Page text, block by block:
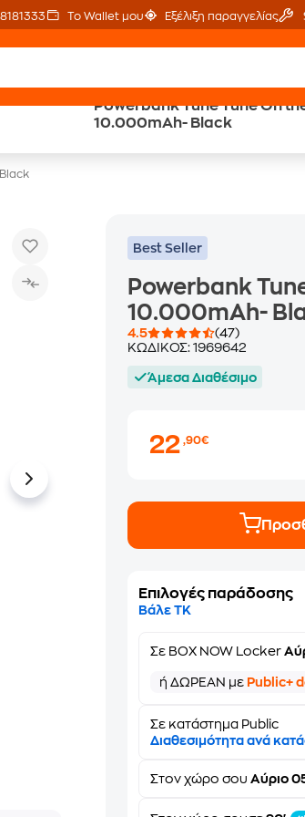
Το Wallet μου Εξέλιξη παραγγελίας
Powerbank Tune Tune On
10.000mAh- Black
Δωρεάν BoxNow
Best Seller
Powerbank
10.000mAh-
4.5
(47)
ΚΩΔΙΚΟΣ:1969642
Άμεσα Διαθέσιμο
22,90€
Επιλογές παράδοσης
Βάλε ΤΚ
Σε BOX NOW Locker
ή ΔΩΡΕΑΝ με Public+
Σε κατάστημα Public
Διαθεσιμότητα ανά
Στονχώρο σου Αύριο